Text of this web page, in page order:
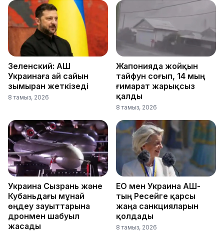
Зеленский: АҚШ
Украинаға ай сайын
зымыран жеткізеді
8 тамыз, 2026
Жапонияда жойқын
тайфун соғып, 14 мың
ғимарат жарықсыз
қалды
8 тамыз, 2026
Украина Сызрань және
Кубаньдағы мұнай
өңдеу зауыттарына
дронмен шабуыл
жасады
ЕО мен Украина АҚШ-
тың Ресейге қарсы
жаңа санкцияларын
қолдады
8 тамыз, 2026